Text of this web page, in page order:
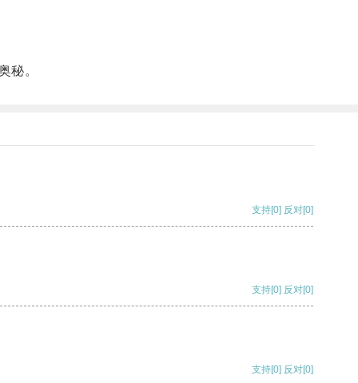
秘。
支持[0] 反对[0]
支持[0] 反对[0]
支持[0] 反对[0]